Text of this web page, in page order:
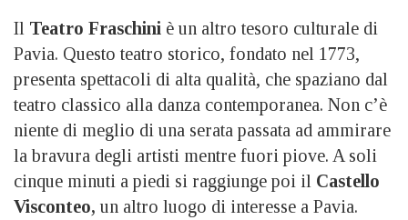
Il Teatro Fraschini è un altro tesoro culturale di
Pavia. Questo teatro storico, fondato nel 1773,
presenta spettacoli di alta qualità, che spaziano dal
teatro classico alla danza contemporanea. Non c’è
niente di meglio di una serata passata ad ammirare
la bravura degli artisti mentre fuori piove. A soli
cinque minuti a piedi si raggiunge poi il Castello
Visconteo, un altro luogo di interesse a Pavia.